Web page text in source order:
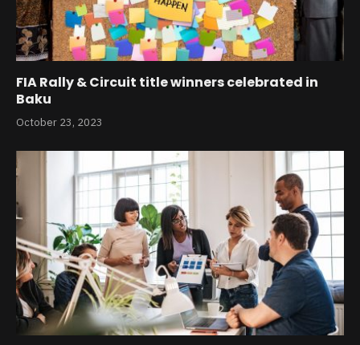
FIA Rally & Circuit title winners celebrated in
Baku
October 23, 2023